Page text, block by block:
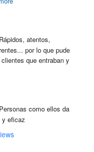
Rápidos, atentos,
por lo que pude
que entraban y
Personas como ellos da
y eficaz